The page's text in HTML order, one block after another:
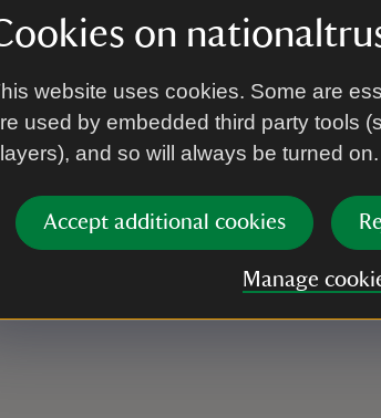
on
website uses cookies. Some are
used by embedded third party tools
and so will always be turned on.
Accept additional cookies
Manage
yn mynd heibio gerllaw.
Sir Fôn, LL67 0DY